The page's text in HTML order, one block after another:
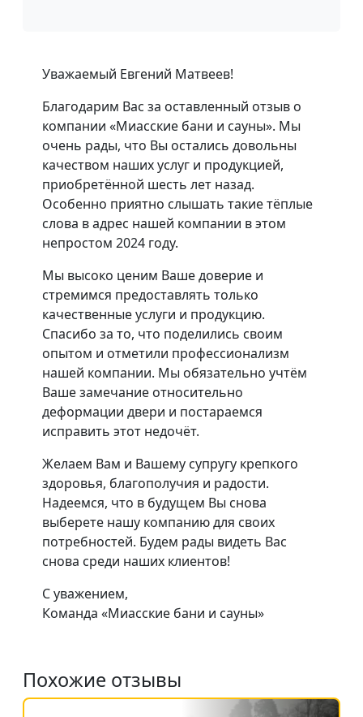
Уважаемый Евгений Матвеев!
Благодарим Вас за оставленный отзыв о
компании «Миасские бани и сауны». Мы
очень рады, что Вы остались довольны
качеством наших услуг и продукцией,
приобретённой шесть лет назад.
Особенно приятно слышать такие тёплые
слова в адрес нашей компании в этом
непростом 2024 году.
Мы высоко ценим Ваше доверие и
стремимся предоставлять только
качественные услуги и продукцию.
Спасибо за то, что поделились своим
опытом и отметили профессионализм
нашей компании. Мы обязательно учтём
Ваше замечание относительно
деформации двери и постараемся
исправить этот недочёт.
Желаем Вам и Вашему супругу крепкого
здоровья, благополучия и радости.
Надеемся, что в будущем Вы снова
выберете нашу компанию для своих
потребностей. Будем рады видеть Вас
снова среди наших клиентов!
С уважением,
Команда «Миасские бани и сауны»
Похожие отзывы